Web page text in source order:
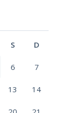
S D
6 7
13 14